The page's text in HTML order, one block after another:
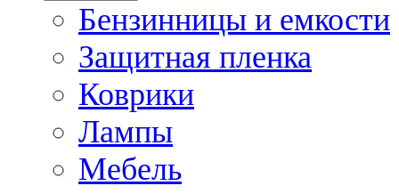
Бензинницы и емкости
Защитная пленка
Коврики
Лампы
Мебель